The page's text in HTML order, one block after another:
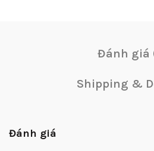
Đánh giá
Shipping &
Đánh giá